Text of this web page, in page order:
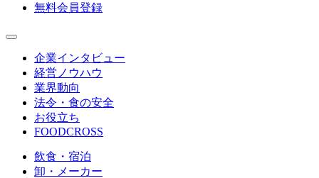
無料会員登録
企業インタビュー
経営ノウハウ
業界動向
法令・食の安全
お役立ち
FOODCROSS
飲食・宿泊
卸・メーカー